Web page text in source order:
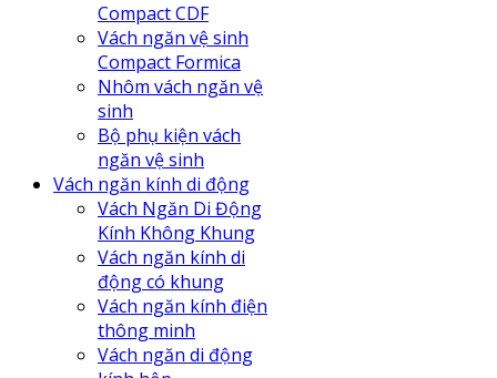
Compact CDF
Vách ngăn vệ sinh
Compact Formica
Nhôm vách ngăn vệ
sinh
Bộ phụ kiện vách
ngăn vệ sinh
Vách ngăn kính di động
Vách Ngăn Di Động
Kính Không Khung
Vách ngăn kính di
động có khung
Vách ngăn kính điện
thông minh
Vách ngăn di động